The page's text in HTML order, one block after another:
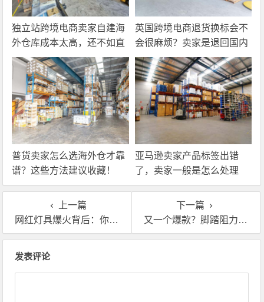
独立站跨境电商卖家自建海
外仓库成本太高，还不如直
接找第三方自营海外仓！
英国跨境电商退货换标会不
会很麻烦？卖家是退回国内
还是在海外直接处理？
普货卖家怎么选海外仓才靠
谱？这些方法建议收藏！
亚马逊卖家产品标签出错
了，卖家一般是怎么处理
的？
上一篇
网红灯具爆火背后：你的产品离英国买家只差一个海外仓
下一篇
又一个爆款？脚踏阻力带攻占欧洲市场，你还需要一个海外仓
发表评论